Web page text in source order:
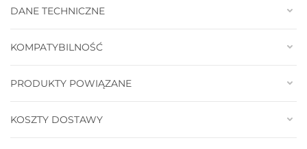
DANE TECHNICZNE
KOMPATYBILNOŚĆ
PRODUKTY POWIĄZANE
KOSZTY DOSTAWY